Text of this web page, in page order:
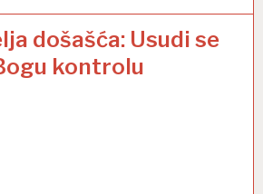
došašća: Usudi se
kontrolu